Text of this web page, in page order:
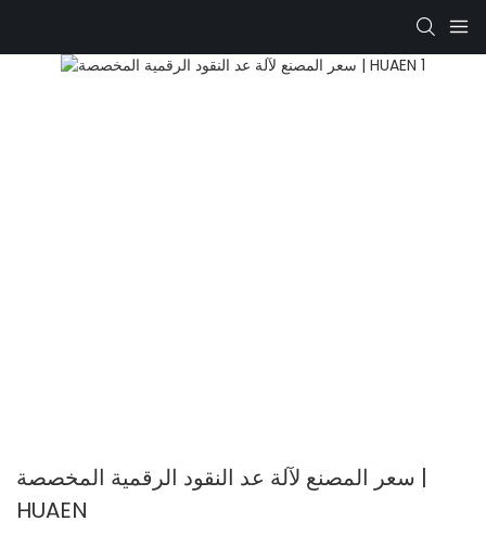
سعر المصنع لآلة عد النقود الرقمية المخصصة |
HUAEN